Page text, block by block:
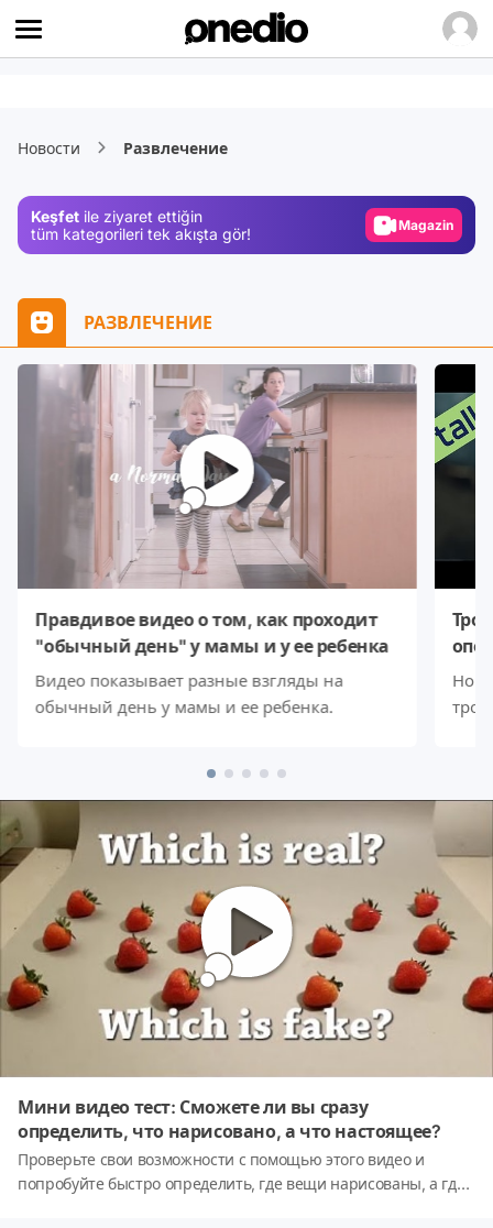
Новости Развлечение
Keşfet ile ziyaret ettiğin
tüm kategorileri tek akışta gör!
Video
РАЗВЛЕЧЕНИЕ
Правдивое видео о том, как проходит
"обычный день" у мамы и у ее ребенка
Видео показывает разные взгляды на
обычный день у мамы и ее ребенка.
Мини видео тест: Сможете ли вы сразу
определить, что нарисовано, а что настоящее?
Проверьте свои возможности с помощью этого видео и
попробуйте быстро определить, где вещи нарисованы, а где